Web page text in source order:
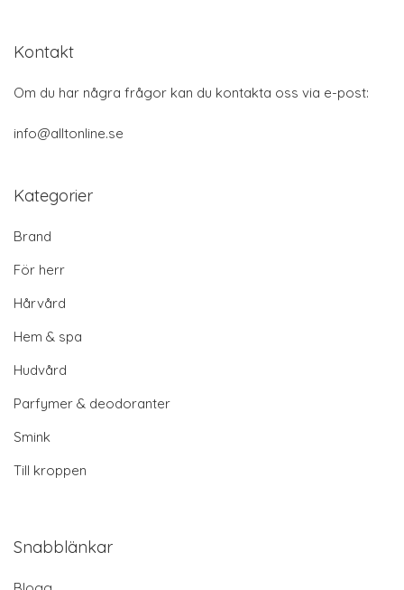
Kontakt
Om du har några frågor kan du kontakta oss via e-post:
info@alltonline.se
Kategorier
Brand
För herr
Hårvård
Hem & spa
Hudvård
Parfymer & deodoranter
Smink
Till kroppen
Snabblänkar